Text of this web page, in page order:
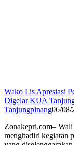
Wako Lis Apresiasi
Digelar KUA
Tanjungpinang06/08/
Zonakepri.com–
menghadiri kegiatan